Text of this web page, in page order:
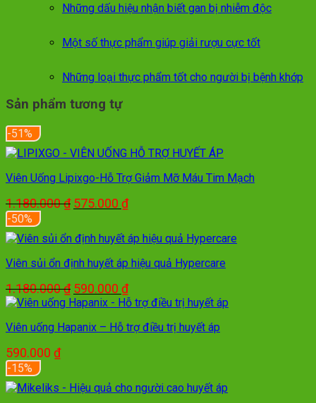
Những dấu hiệu nhận biết gan bị nhiễm độc
Một số thực phẩm giúp giải rượu cực tốt
Những loại thực phẩm tốt cho người bị bệnh khớp
Sản phẩm tương tự
-51%
Viên Uống Lipixgo-Hỗ Trợ Giảm Mỡ Máu Tim Mạch
1.180.000₫ Giá
là:
1.180.000 ₫.
575.000 ₫Giá
tại
là:
575.000 ₫.
-50%
Viên sủi ổn định huyết áp hiệu quả Hypercare
1.180.000₫ Giá
gốc
1.180.000 ₫.
590.000 ₫Giá
hiện
là:
Viên uống Hapanix – Hỗ trợ điều trị huyết áp
590.000 ₫
-15%